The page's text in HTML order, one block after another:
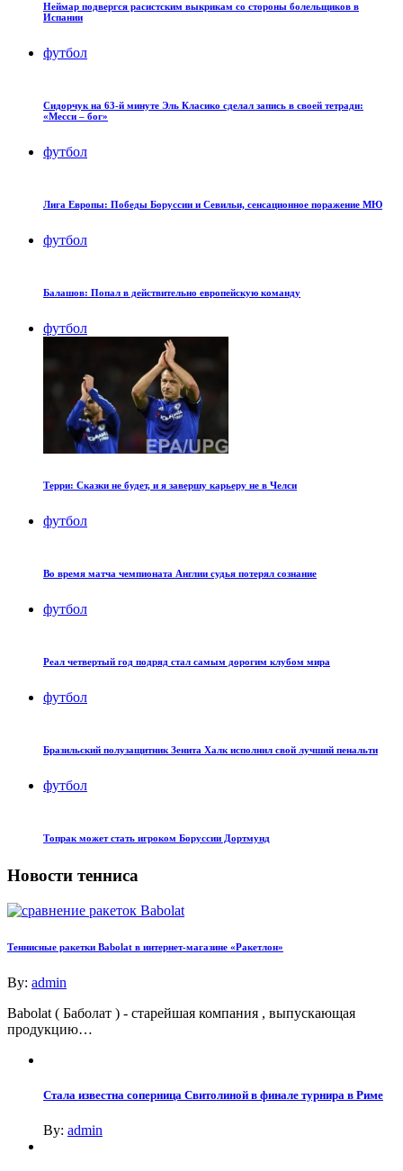
Неймар подвергся расистским выкрикам со стороны болельщиков в
Испании
футбол
Сидорчук на 63-й минуте Эль Класико сделал запись в своей тетради:
«Месси – бог»
футбол
Лига Европы: Победы Боруссии и Севильи, сенсационное поражение МЮ
футбол
Балашов: Попал в действительно европейскую команду
футбол
Терри: Сказки не будет, и я завершу карьеру не в Челси
футбол
Во время матча чемпионата Англии судья потерял сознание
футбол
Реал четвертый год подряд стал самым дорогим клубом мира
футбол
Бразильский полузащитник Зенита Халк исполнил свой лучший пенальти
футбол
Топрак может стать игроком Боруссии Дортмунд
Новости тенниса
Теннисные ракетки Babolat в интернет-магазине «Ракетлон»
By: admin
Babolat ( Баболат ) - старейшая компания , выпускающая
продукцию…
Стала известна соперница Свитолиной в финале турнира в Риме
By: admin